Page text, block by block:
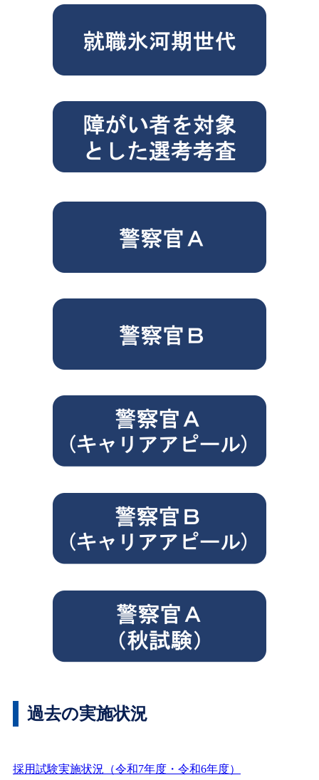
過去の実施状況
採用試験実施状況（令和7年度・令和6年度）